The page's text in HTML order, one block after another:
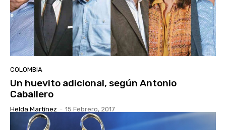
COLOMBIA
Un huevito adicional, según Antonio
Caballero
Helda Martínez - 15 Febrero, 2017